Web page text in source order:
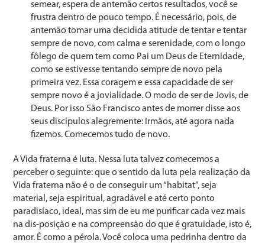
semear, espera de antemão certos resultados, você se
frustra dentro de pouco tempo. É necessário, pois, de
antemão tomar uma decidida atitude de tentar e tentar
sempre de novo, com calma e serenidade, com o longo
fôlego de quem tem como Pai um Deus de Eternidade,
como se estivesse ten­tando sempre de novo pela
primeira vez. Essa coragem e essa capacidade de ser
sempre novo é a jovialidade. O modo de ser de Jovis, de
Deus. Por isso São Francisco antes de morrer disse aos
seus discípulos alegremente: Ir­mãos, até agora nada
fizemos. Comecemos tudo de novo.
A Vida fraterna é luta. Nessa luta talvez comecemos a
perceber o seguinte: que o sentido da luta pela realiza­ção da
Vida fraterna não é o de conseguir um “habitat”, seja
material, seja espiritual, agradável e até certo ponto
paradisíaco, ideal, mas sim de eu me purificar cada vez mais
na dis-posição e na compreensão do que é gratui­dade, isto é,
amor. É como a pérola. Você coloca uma pe­drinha dentro da